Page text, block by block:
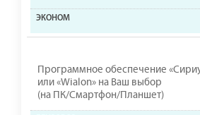
Программное обеспечение
или «Wialon» на Ваш выбор
(на ПК/Смартфон/Планшет)